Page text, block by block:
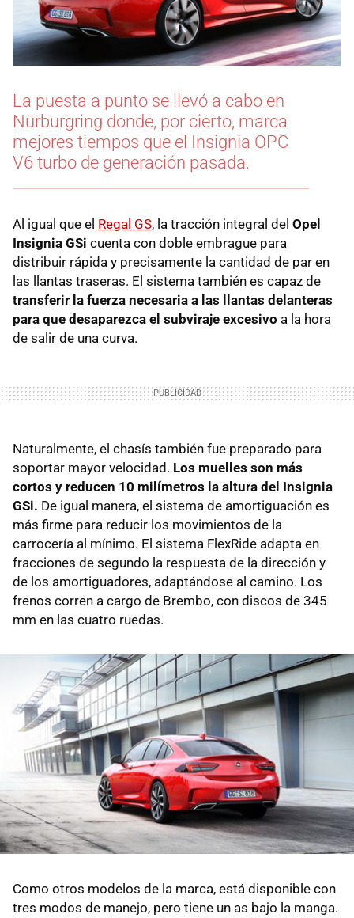
La puesta a punto se llevó a cabo en
Nürburgring donde, por cierto, marca
mejores tiempos que el Insignia OPC
V6 turbo de generación pasada.
Al igual que el Regal GS, la tracción integral del Opel
Insignia GSi cuenta con doble embrague para
distribuir rápida y precisamente la cantidad de par en
las llantas traseras. El sistema también es capaz de
transferir la fuerza necesaria a las llantas delanteras
para que desaparezca el subviraje excesivo a la hora
de salir de una curva.
Naturalmente, el chasís también fue preparado para
soportar mayor velocidad. Los muelles son más
cortos y reducen 10 milímetros la altura del Insignia
GSi. De igual manera, el sistema de amortiguación es
más firme para reducir los movimientos de la
carrocería al mínimo. El sistema FlexRide adapta en
fracciones de segundo la respuesta de la dirección y
de los amortiguadores, adaptándose al camino. Los
frenos corren a cargo de Brembo, con discos de 345
mm en las cuatro ruedas.
Como otros modelos de la marca, está disponible con
tres modos de manejo, pero tiene un as bajo la manga.